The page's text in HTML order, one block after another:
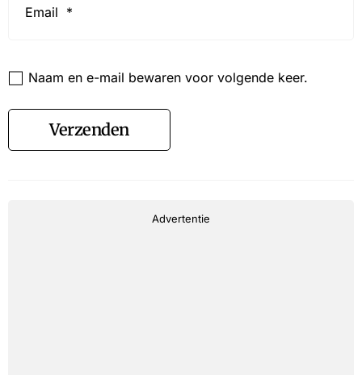
Naam en e-mail bewaren voor volgende keer.
Verzenden
Advertentie